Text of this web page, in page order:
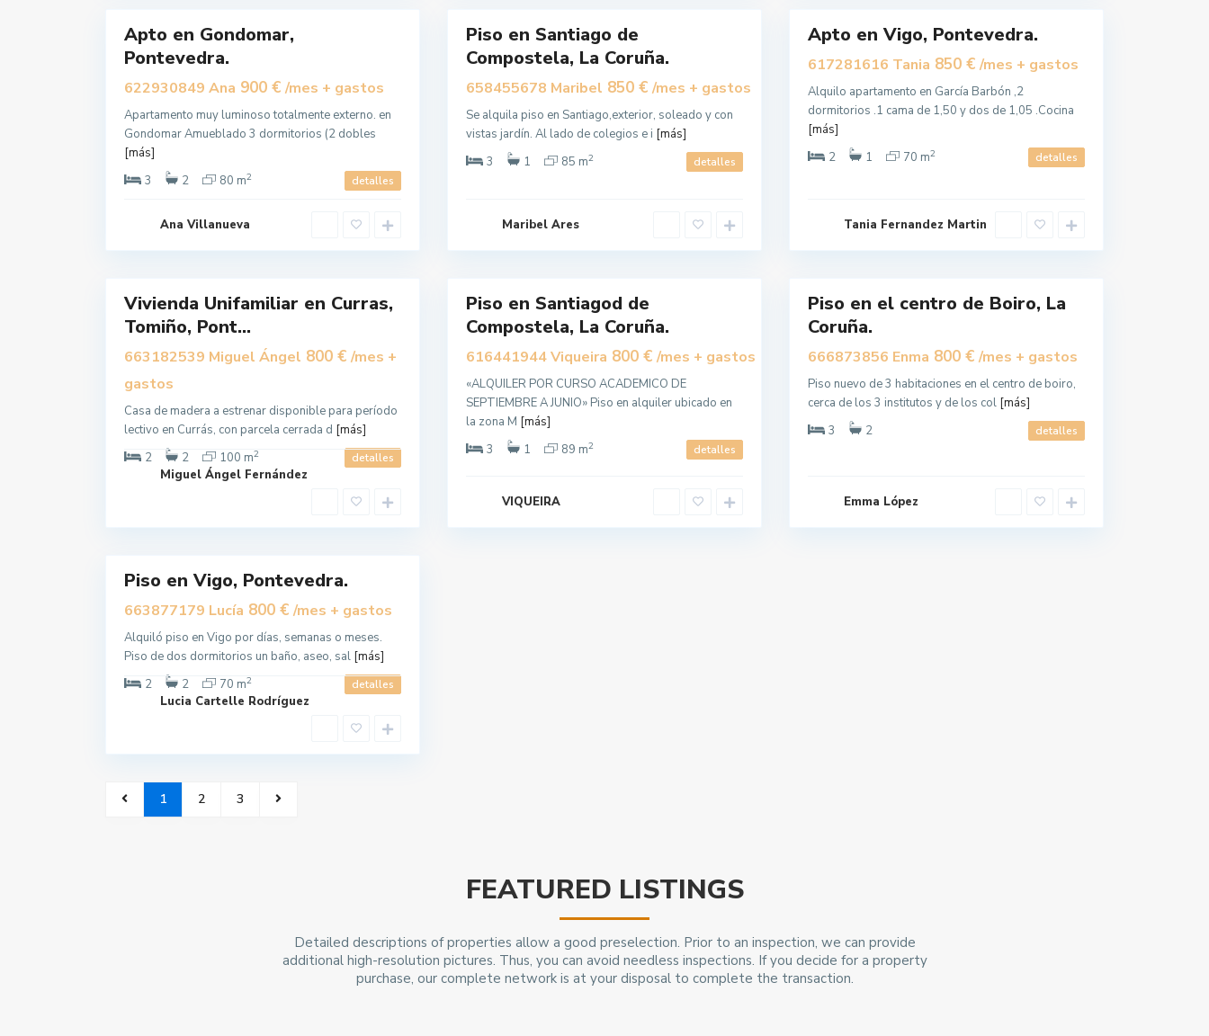
Apto en Gondomar,
Pontevedra.
622930849 Ana 900 € /mes + gastos
Apartamento muy luminoso totalmente externo. en
Gondomar Amueblado 3 dormitorios (2 dobles
[más]
3
2 80 m2 detalles
Ana Villanueva
Piso en Santiago de
Compostela, La Coruña.
658455678 Maribel 850 € /mes + gastos
Se alquila piso en Santiago,exterior, soleado y con
vistas jardín. Al lado de colegios e i [más]
3
1 85 m2 detalles
Maribel Ares
Apto en Vigo, Pontevedra.
617281616 Tania 850 € /mes + gastos
Alquilo apartamento en García Barbón ,2
dormitorios .1 cama de 1,50 y dos de 1,05 .Cocina
[más]
2
1 70 m2 detalles
Tania Fernandez Martin
u
r
r
á
s
ñ
Vivienda Unifamiliar en Curras,
Tomiño, Pont...
663182539 Miguel Ángel 800 € /mes +
gastos
Casa de madera a estrenar disponible para período
lectivo en Currás, con parcela cerrada d [más]
2
2 100 m2 detalles
Miguel Ángel Fernández
,
S
a
n
i
g
d
C
l
Piso en Santiagod de
Compostela, La Coruña.
616441944 Viqueira 800 € /mes + gastos
«ALQUILER POR CURSO ACADEMICO DE
SEPTIEMBRE A JUNIO» Piso en alquiler ubicado en
la zona M [más]
3
1 89 m2 detalles
VIQUEIRA
r
Piso en el centro de Boiro, La
Coruña.
666873856 Enma 800 € /mes + gastos
Piso nuevo de 3 habitaciones en el centro de boiro,
cerca de los 3 institutos y de los col [más]
3
2 detalles
Emma López
B
o
u
z
g
Piso en Vigo, Pontevedra.
663877179 Lucía 800 € /mes + gastos
Alquiló piso en Vigo por días, semanas o meses.
Piso de dos dormitorios un baño, aseo, sal [más]
2
2 70 m2 detalles
Lucia Cartelle Rodríguez
1 2 3
FEATURED LISTINGS
Detailed descriptions of properties allow a good preselection. Prior to an inspection, we can provide
additional high-resolution pictures. Thus, you can avoid needless inspections. If you decide for a property
purchase, our complete network is at your disposal to complete the transaction.